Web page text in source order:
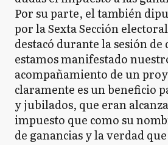
Por su parte, el también
por la Sexta Sección
destacó durante la sesión
estamos manifestado
acompañamiento de un
claramente es un beneficio
y jubilados, que eran
impuesto que como su
de ganancias y la verdad